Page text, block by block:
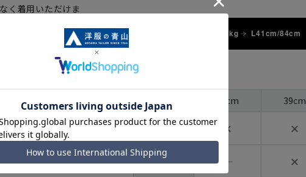
く着用いただけま
から付属まですべて
ます。
173cm / 70kg L41cm/84cm
サイズ
裄丈 37cm 39cm
82cm ✕ ✕
86cm ― ✕